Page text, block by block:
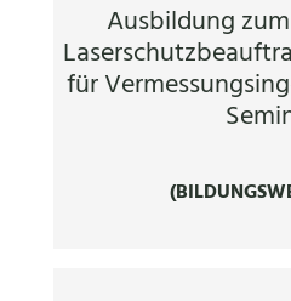
Ausbildung
für